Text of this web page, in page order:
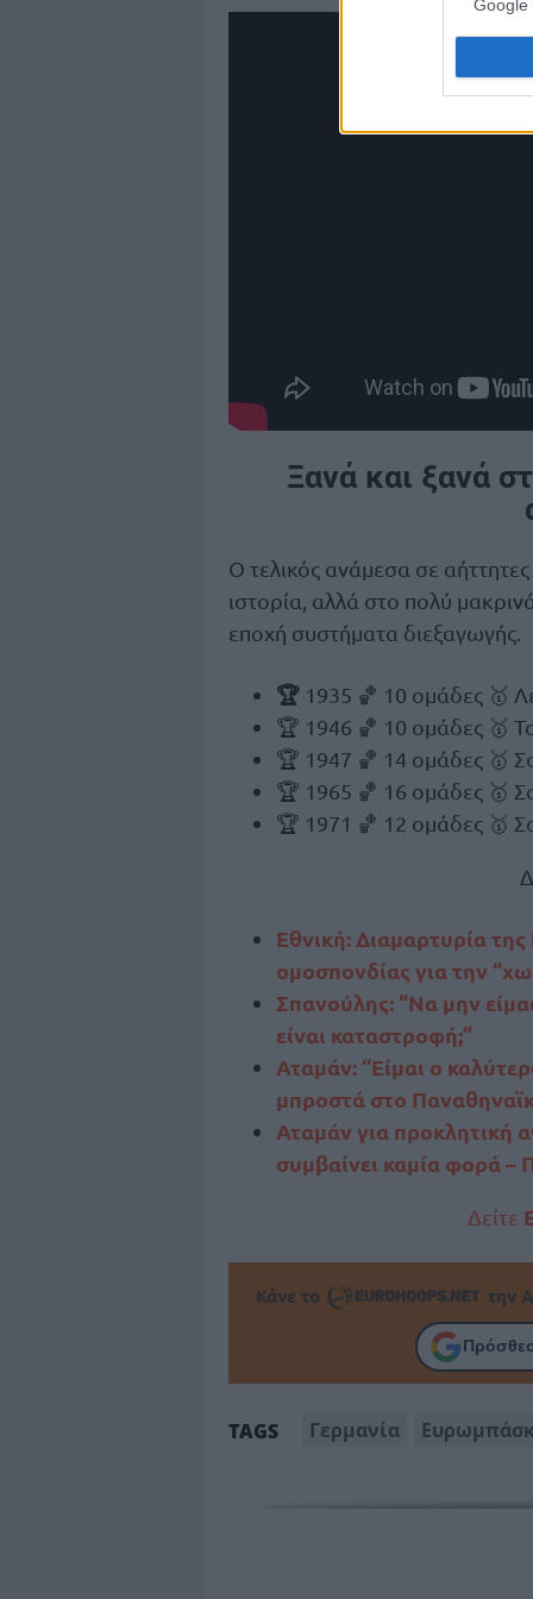
Google
Ξανά και ξανά
Ο τελικός ανάμεσα σε
ιστορία, αλλά στο πολύ
εποχή συστήματα διεξαγωγής.
🏆 1935 🏀 10 ομάδες 🥇
🏆 1946 🏀 10 ομάδες 🥇
🏆 1947 🏀 14 ομάδες 🥇
🏆 1965 🏀 16 ομάδες 🥇
🏆 1971 🏀 12 ομάδες 🥇
Εθνική: Διαμαρτυρία
ομοσπονδίας για την
Σπανούλης: “Να μην
είναι καταστροφή;”
Αταμάν: “Είμαι ο
μπροστά στο
Αταμάν για προκλητική
συμβαίνει καμία φορά –
Δείτε
Κάνε το την
TAGS Γερμανία